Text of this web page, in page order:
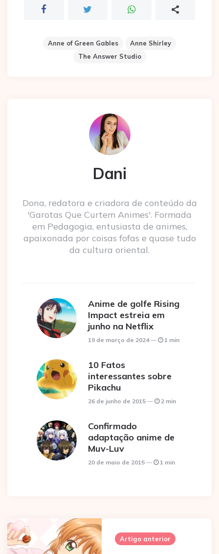
Anne of Green Gables
Anne Shirley
The Answer Studio
Dani
Dona, redatora e criadora de conteúdo da
'Garotas Que Curtem Animes'. Formada
em Pedagogia, entusiasta de animes,
apaixonada por coisas fofas e quase tudo
da cultura oriental.
Anime de golfe Rising
Impact estreia em
junho na Netflix
19 de março de 2024 1 min
10 Fatos
interessantes sobre
Pikachu
26 de junho de 2015 2 min
Confirmado
adaptação anime de
Muv-Luv
20 de maio de 2015 1 min
Post
navigation
Artigo anterior